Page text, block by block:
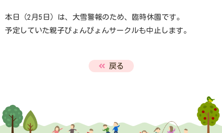
本日（2月5日）は、大雪警報のため、臨時休園です。
予定していた親子ぴょんぴょんサークルも中止します。
戻る